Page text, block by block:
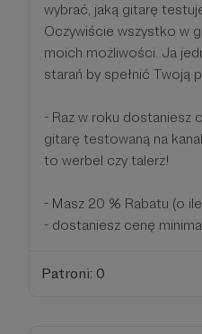
wybrać, jaką gitarę
Oczywiście wszystko w
moich możliwości. Ja
starań by spełnić Twoją
- Raz w roku dostaniesz
gitarę testowaną na
to werbel czy talerz!
- Masz 20 % Rabatu (o
- dostaniesz cenę
Patroni: 0